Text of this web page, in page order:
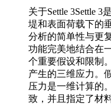
关于Settle 3Settle
堤和表面荷载下的
分析的简单性与更
功能完美地结合在
个重要假设和限制
产生的三维应力。
压力是一维计算的
致，并且指定了材